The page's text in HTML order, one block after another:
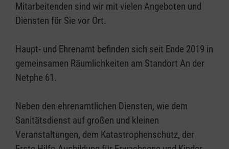
Mitarbeitenden sind wir mit vielen Angeboten und
Diensten für Sie vor Ort.
Haupt- und Ehrenamt befinden sich seit Ende 2019 in
gemeinsamen Räumlichkeiten am Standort An der
Netphe 61.
Neben den ehrenamtlichen Diensten, wie dem
Sanitätsdienst auf großen und kleinen
Veranstaltungen, dem Katastrophenschutz, der